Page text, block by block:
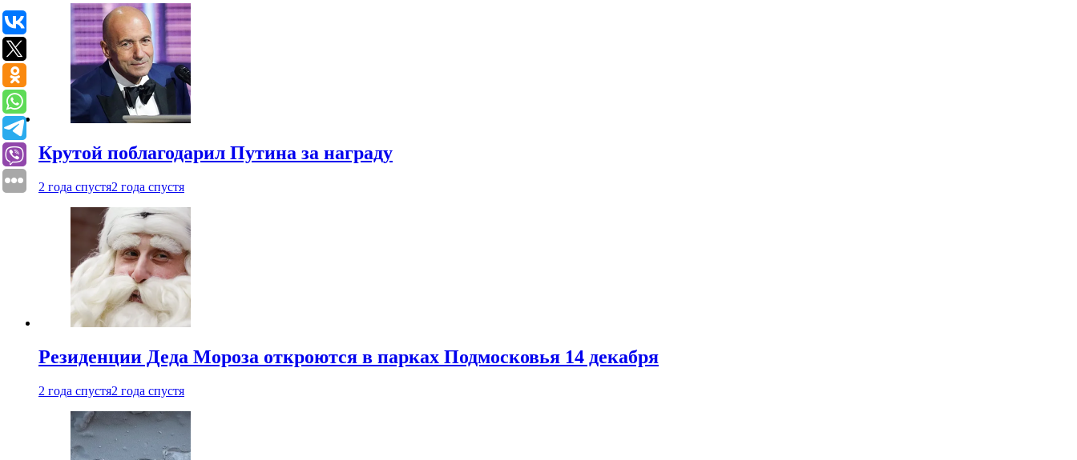
Крутой поблагодарил Путина за награду
2 года спустя2 года спустя
Резиденции Деда Мороза откроются в парках Подмосковья 14 декабря
2 года спустя2 года спустя